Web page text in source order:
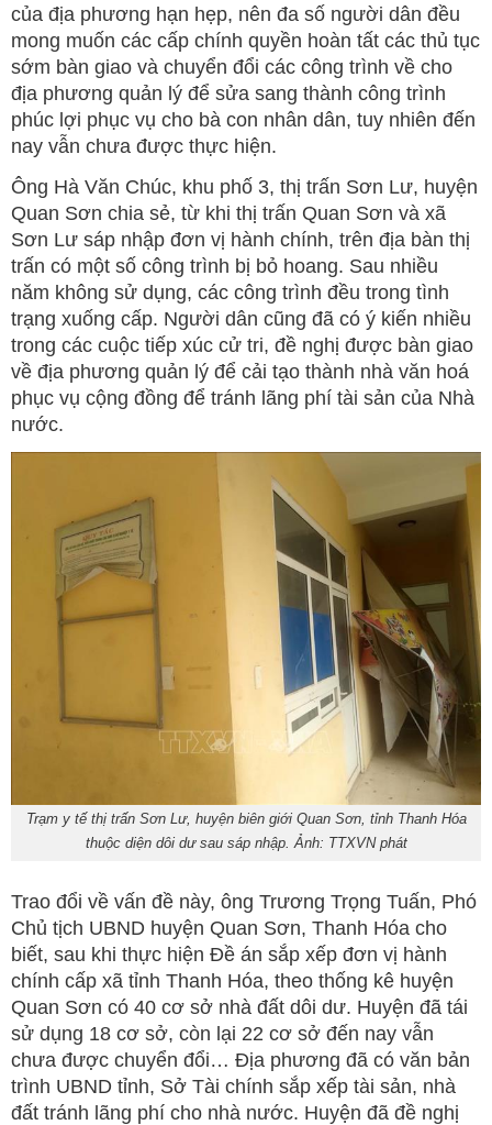
của địa phương hạn hẹp, nên đa số người dân đều
mong muốn các cấp chính quyền hoàn tất các thủ tục
sớm bàn giao và chuyển đổi các công trình về cho
địa phương quản lý để sửa sang thành công trình
phúc lợi phục vụ cho bà con nhân dân, tuy nhiên đến
nay vẫn chưa được thực hiện.
Ông Hà Văn Chúc, khu phố 3, thị trấn Sơn Lư, huyện
Quan Sơn chia sẻ, từ khi thị trấn Quan Sơn và xã
Sơn Lư sáp nhập đơn vị hành chính, trên địa bàn thị
trấn có một số công trình bị bỏ hoang. Sau nhiều
năm không sử dụng, các công trình đều trong tình
trạng xuống cấp. Người dân cũng đã có ý kiến nhiều
trong các cuộc tiếp xúc cử tri, đề nghị được bàn giao
về địa phương quản lý để cải tạo thành nhà văn hoá
phục vụ cộng đồng để tránh lãng phí tài sản của Nhà
nước.
Trạm y tế thị trấn Sơn Lư, huyện biên giới Quan Sơn, tỉnh Thanh Hóa
thuộc diện dôi dư sau sáp nhập. Ảnh: TTXVN phát
Trao đổi về vấn đề này, ông Trương Trọng Tuấn, Phó
Chủ tịch UBND huyện Quan Sơn, Thanh Hóa cho
biết, sau khi thực hiện Đề án sắp xếp đơn vị hành
chính cấp xã tỉnh Thanh Hóa, theo thống kê huyện
Quan Sơn có 40 cơ sở nhà đất dôi dư. Huyện đã tái
sử dụng 18 cơ sở, còn lại 22 cơ sở đến nay vẫn
chưa được chuyển đổi… Địa phương đã có văn bản
trình UBND tỉnh, Sở Tài chính sắp xếp tài sản, nhà
đất tránh lãng phí cho nhà nước. Huyện đã đề nghị